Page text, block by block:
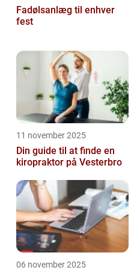
Fadølsanlæg til enhver
fest
11 november 2025
Din guide til at finde en
kiropraktor på Vesterbro
06 november 2025